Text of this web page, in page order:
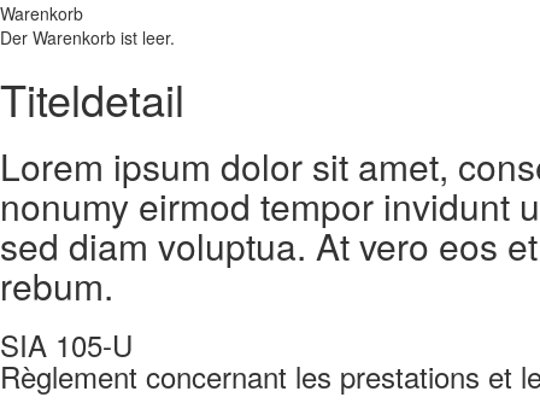
Warenkorb
Der Warenkorb ist leer.
Titeldetail
Lorem ipsum dolor sit amet,
nonumy eirmod tempor invidunt
sed diam voluptua. At vero eos
rebum.
SIA 105-U
Règlement concernant les prestations et